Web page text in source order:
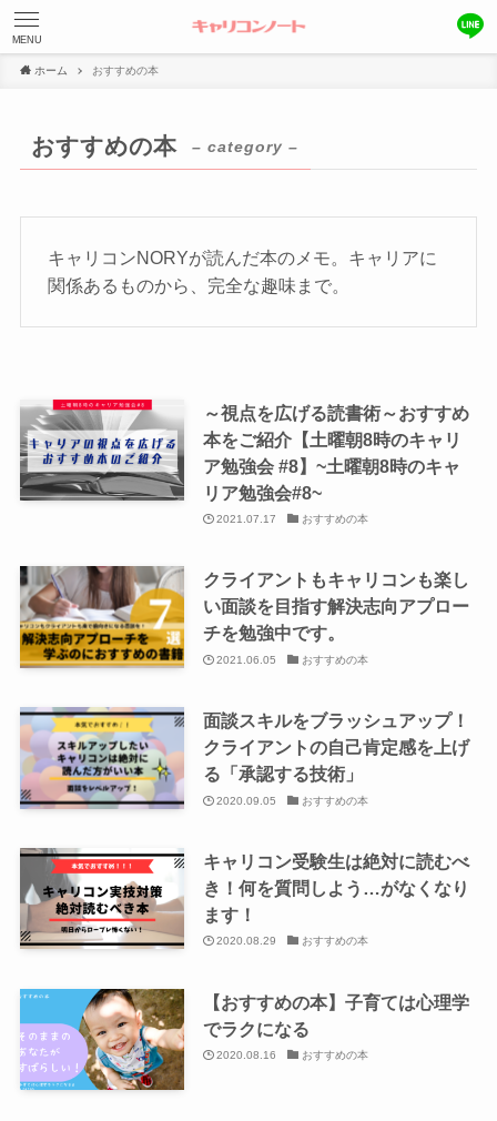
MENU
ホーム おすすめの本
おすすめの本 – category –
キャリコンNORYが読んだ本のメモ。キャリアに
関係あるものから、完全な趣味まで。
～視点を広げる読書術～おすすめ
本をご紹介【土曜朝8時のキャリ
ア勉強会 #8】~土曜朝8時のキャ
リア勉強会#8~
2021.07.17 おすすめの本
クライアントもキャリコンも楽し
い面談を目指す解決志向アプロー
チを勉強中です。
2021.06.05 おすすめの本
面談スキルをブラッシュアップ！
クライアントの自己肯定感を上げ
る「承認する技術」
2020.09.05 おすすめの本
キャリコン受験生は絶対に読むべ
き！何を質問しよう…がなくなり
ます！
2020.08.29 おすすめの本
【おすすめの本】子育ては心理学
でラクになる
2020.08.16 おすすめの本